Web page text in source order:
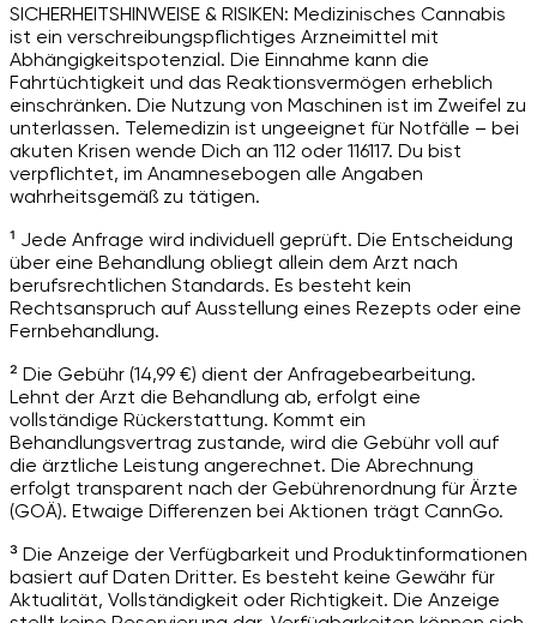
SICHERHEITSHINWEISE & RISIKEN: Medizinisches Cannabis
ist ein verschreibungspflichtiges Arzneimittel mit
Abhängigkeitspotenzial. Die Einnahme kann die
Fahrtüchtigkeit und das Reaktionsvermögen erheblich
einschränken. Die Nutzung von Maschinen ist im Zweifel zu
unterlassen. Telemedizin ist ungeeignet für Notfälle – bei
akuten Krisen wende Dich an 112 oder 116117. Du bist
verpflichtet, im Anamnesebogen alle Angaben
wahrheitsgemäß zu tätigen.
¹ Jede Anfrage wird individuell geprüft. Die Entscheidung
über eine Behandlung obliegt allein dem Arzt nach
berufsrechtlichen Standards. Es besteht kein
Rechtsanspruch auf Ausstellung eines Rezepts oder eine
Fernbehandlung.
² Die Gebühr (14,99 €) dient der Anfragebearbeitung.
Lehnt der Arzt die Behandlung ab, erfolgt eine
vollständige Rückerstattung. Kommt ein
Behandlungsvertrag zustande, wird die Gebühr voll auf
die ärztliche Leistung angerechnet. Die Abrechnung
erfolgt transparent nach der Gebührenordnung für Ärzte
(GOÄ). Etwaige Differenzen bei Aktionen trägt CannGo.
³ Die Anzeige der Verfügbarkeit und Produktinformationen
basiert auf Daten Dritter. Es besteht keine Gewähr für
Aktualität, Vollständigkeit oder Richtigkeit. Die Anzeige